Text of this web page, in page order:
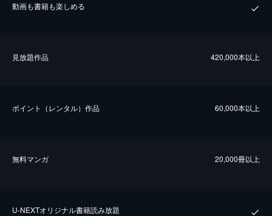
動画も書籍も楽しめる
⾒放題作品 420,000本以上
ポイント（レンタル）作品 60,000本以上
無料マンガ 20,000冊以上
U-NEXTオリジナル書籍読み放題